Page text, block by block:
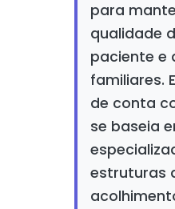
para
qualidade
paciente e
familiares.
de conta
se baseia
estruturas